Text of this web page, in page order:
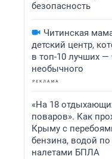
безопасность
Читинская
детский центр,
в топ-10 лучших —
необычного
«На 18
поваров». Как
Крыму с
бензина, водой по
налетами БПЛА